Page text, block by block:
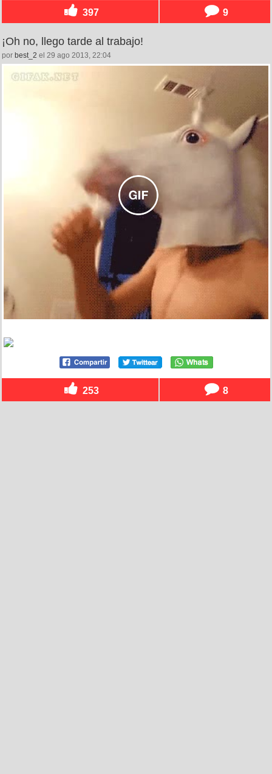
397 9
¡Oh no, llego tarde al trabajo!
por best_2 el 29 ago 2013, 22:04
253 8